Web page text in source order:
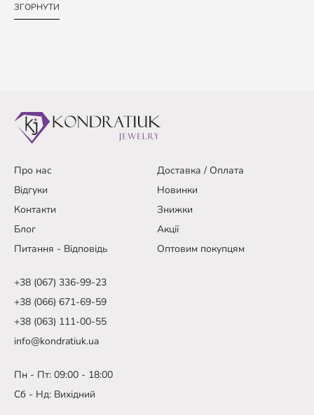
ЗГОРНУТИ
Про нас
Доставка / Оплата
Відгуки
Новинки
Контакти
Знижки
Блог
Акції
Питання - Відповідь
Оптовим покупцям
+38 (067) 336-99-23
+38 (066) 671-69-59
+38 (063) 111-00-55
info@kondratiuk.ua
Пн - Пт: 09:00 - 18:00
Сб - Нд: Вихідний